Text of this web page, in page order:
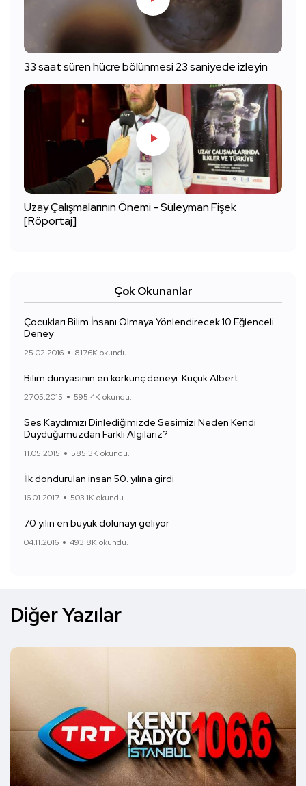
33 saat süren hücre bölünmesi 23 saniyede izleyin
Uzay Çalışmalarının Önemi - Süleyman Fişek
[Röportaj]
Çok Okunanlar
Çocukları Bilim İnsanı Olmaya Yönlendirecek 10 Eğlenceli
Deney
25.02.2016 817.6K okundu.
Bilim dünyasının en korkunç deneyi: Küçük Albert
27.05.2015 595.4K okundu.
Ses Kaydımızı Dinlediğimizde Sesimizi Neden Kendi
Duyduğumuzdan Farklı Algılarız?
11.05.2015 585.3K okundu.
İlk dondurulan insan 50. yılına girdi
16.01.2017 503.1K okundu.
70 yılın en büyük dolunayı geliyor
04.11.2016 493.8K okundu.
Diğer Yazılar